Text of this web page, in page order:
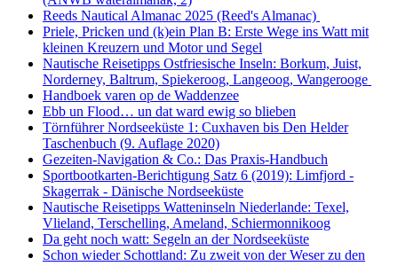
Reeds Nautical Almanac 2025 (Reed's Almanac)
Priele, Pricken und (k)ein Plan B: Erste Wege ins Watt mit
kleinen Kreuzern und Motor und Segel
Nautische Reisetipps Ostfriesische Inseln: Borkum, Juist,
Norderney, Baltrum, Spiekeroog, Langeoog, Wangerooge
Handboek varen op de Waddenzee
Ebb un Flood… un dat ward ewig so blieben
Törnführer Nordseeküste 1: Cuxhaven bis Den Helder
Taschenbuch (9. Auflage 2020)
Gezeiten-Navigation & Co.: Das Praxis-Handbuch
Sportbootkarten-Berichtigung Satz 6 (2019): Limfjord -
Skagerrak - Dänische Nordseeküste
Nautische Reisetipps Watteninseln Niederlande: Texel,
Vlieland, Terschelling, Ameland, Schiermonnikoog
Da geht noch watt: Segeln an der Nordseeküste
Schon wieder Schottland: Zu zweit von der Weser zu den